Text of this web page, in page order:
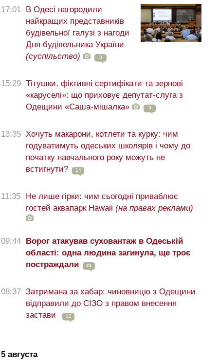
17:01
В Одесі нагородили
найкращих представників
будівельної галузі з нагоди
Дня будівельника України
(суспільство)
3
15:29 Тітушки, фіктивні сертифікати та зернові
«каруселі»: що приховує депутат-слуга з
Одещини «Саша-мішалка»
3
13:35 Хочуть макарони, котлети та курку: чим
годуватимуть одеських школярів і чому до
початку навчального року можуть не
встигнути?
14
11:35
Не лише гірки: чим сьогодні приваблює
гостей аквапарк Hawaii (на правах реклами)
09:44
Ворог атакував суховантаж в Одеській
області: одна людина загинула, ще троє
постраждали
31
08:37 Затримана за хабар: чиновницю з Одещини
відправили до СІЗО з правом внесення
застави
12
5 августа